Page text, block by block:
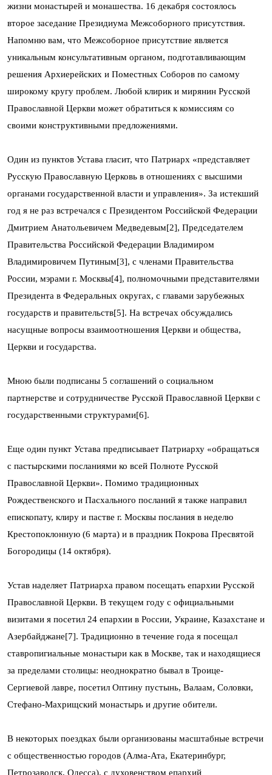
жизни монастырей и монашества. 16 декабря состоялось
второе заседание Президиума Межсоборного присутствия.
Напомню вам, что Межсоборное присутствие является
уникальным консультативным органом, подготавливающим
решения Архиерейских и Поместных Соборов по самому
широкому кругу проблем. Любой клирик и мирянин Русской
Православной Церкви может обратиться к комиссиям со
своими конструктивными предложениями.
Один из пунктов Устава гласит, что Патриарх «представляет
Русскую Православную Церковь в отношениях с высшими
органами государственной власти и управления». За истекший
год я не раз встречался с Президентом Российской Федерации
Дмитрием Анатольевичем Медведевым[2], Председателем
Правительства Российской Федерации Владимиром
Владимировичем Путиным[3], с членами Правительства
России, мэрами г. Москвы[4], полномочными представителями
Президента в Федеральных округах, с главами зарубежных
государств и правительств[5]. На встречах обсуждались
насущные вопросы взаимоотношения Церкви и общества,
Церкви и государства.
Мною были подписаны 5 соглашений о социальном
партнерстве и сотрудничестве Русской Православной Церкви с
государственными структурами[6].
Еще один пункт Устава предписывает Патриарху «обращаться
с пастырскими посланиями ко всей Полноте Русской
Православной Церкви». Помимо традиционных
Рождественского и Пасхального посланий я также направил
епископату, клиру и пастве г. Москвы послания в неделю
Крестопоклонную (6 марта) и в праздник Покрова Пресвятой
Богородицы (14 октября).
Устав наделяет Патриарха правом посещать епархии Русской
Православной Церкви. В текущем году с официальными
визитами я посетил 24 епархии в России, Украине, Казахстане и
Азербайджане[7]. Традиционно в течение года я посещал
ставропигиальные монастыри как в Москве, так и находящиеся
за пределами столицы: неоднократно бывал в Троице-
Сергиевой лавре, посетил Оптину пустынь, Валаам, Соловки,
Стефано-Махрищский монастырь и другие обители.
В некоторых поездках были организованы масштабные встречи
с общественностью городов (Алма-Ата, Екатеринбург,
Петрозаводск, Одесса), с духовенством епархий